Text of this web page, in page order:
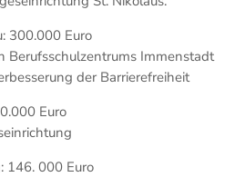
300.000 Euro
Berufsschulzentrums Immenstadt
der Barrierefreiheit
Euro
146. 000 Euro